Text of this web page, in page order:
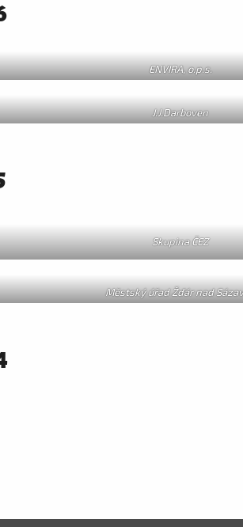
ENVIRA, o.p.s.
J.J.Darboven
Skupina ČEZ
Městský úřad Žďár nad